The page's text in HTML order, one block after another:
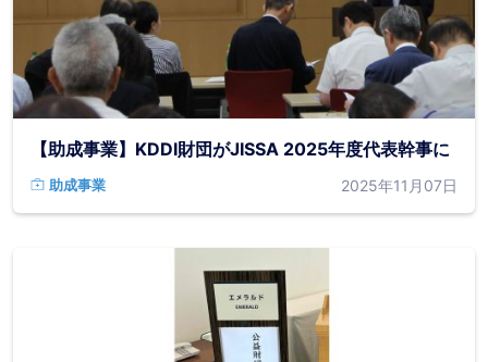
【助成事業】KDDI財団がJISSA 2025年度代表幹事に
助成事業 2025年11月07日